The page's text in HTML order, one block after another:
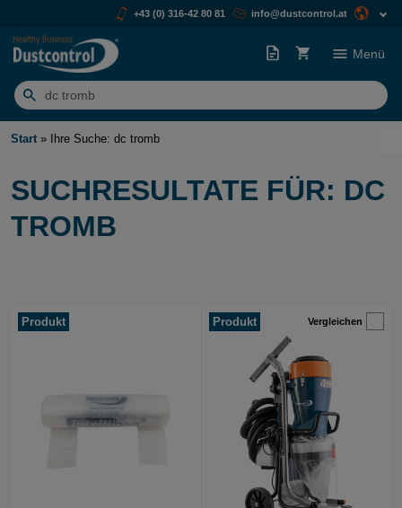
+43 (0) 316-42 80 81 info@dustcontrol.at
Suchen
nach:
Menü
Start » Ihre Suche: dc tromb
SUCHRESULTATE FÜR: DC
TROMB
Produkt Vergleichen
Produkt